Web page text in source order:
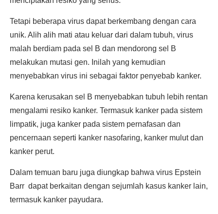
Tetapi beberapa virus dapat berkembang dengan cara
unik. Alih alih mati atau keluar dari dalam tubuh, virus
malah berdiam pada sel B dan mendorong sel B
melakukan mutasi gen. Inilah yang kemudian
menyebabkan virus ini sebagai faktor penyebab kanker.
Karena kerusakan sel B menyebabkan tubuh lebih rentan
mengalami resiko kanker. Termasuk kanker pada sistem
limpatik, juga kanker pada sistem pernafasan dan
pencernaan seperti kanker nasofaring, kanker mulut dan
kanker perut.
Dalam temuan baru juga diungkap bahwa virus Epstein
Barr dapat berkaitan dengan sejumlah kasus kanker lain,
termasuk kanker payudara.